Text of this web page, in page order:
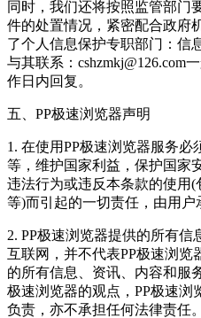
同时，我们还将按照监管部门
件的处置情况，紧密配合政府
了个人信息保护专职部门：信
与其联系：cshzmkj@126.com
作日内回复。
五、PP极速浏览器声明
1. 在使用PP极速浏览器服务
等，维护国家利益，保护国家
违法行为或违反本条款的使用
等)而引起的一切责任，由用户
2. PP极速浏览器提供的所有
互联网，并不代表PP极速浏览
的所有信息、资讯、内容和服
极速浏览器的观点，PP极速浏
负责，亦不承担任何法律责任。